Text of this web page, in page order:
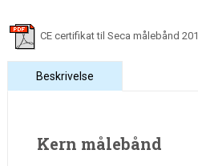
CE certifikat til Seca målebånd 201
Beskrivelse
Kern målebånd